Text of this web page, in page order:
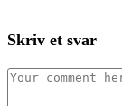
Skriv et svar
Comment